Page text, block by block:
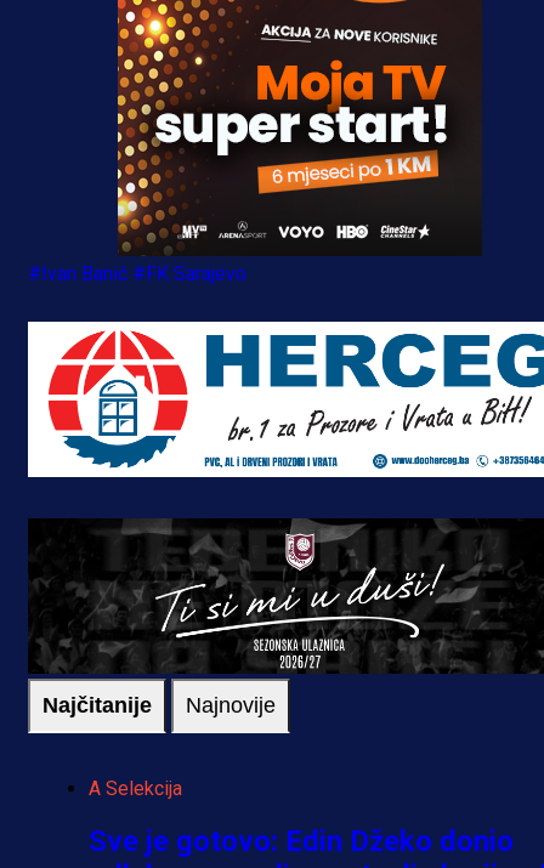
#Ivan Banić #FK Sarajevo
Najčitanije Najnovije
A Selekcija
Sve je gotovo: Edin Džeko donio